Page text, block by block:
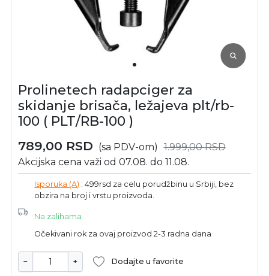
Prolinetech radapciger za
skidanje brisača, ležajeva plt/rb-
100 ( PLT/RB-100 )
789,00 RSD (sa PDV-om) 1.999,00RSD
Akcijska cena važi od 07.08. do 11.08.
Isporuka (A) : 499rsd za celu porudžbinu u Srbiji, bez
obzira na broj i vrstu proizvoda.
Na zalihama
Očekivani rok za ovaj proizvod 2-3 radna dana
− + Dodajte u favorite